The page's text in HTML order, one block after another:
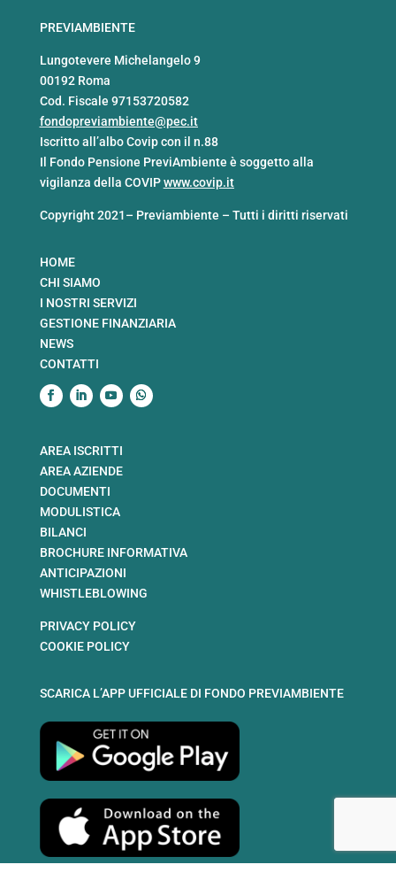
PREVIAMBIENTE
Lungotevere Michelangelo 9
00192 Roma
Cod. Fiscale 97153720582
fondopreviambiente@pec.it
Iscritto all’albo Covip con il n.88
Il Fondo Pensione PreviAmbiente è soggetto alla
vigilanza della COVIPwww.covip.it
Copyright 2021– Previambiente – Tutti i diritti riservati
HOME
CHI SIAMO
I NOSTRI SERVIZI
GESTIONE FINANZIARIA
NEWS
CONTATTI
AREA ISCRITTI
AREA AZIENDE
DOCUMENTI
MODULISTICA
BILANCI
BROCHURE INFORMATIVA
ANTICIPAZIONI
WHISTLEBLOWING
PRIVACY POLICY
COOKIE POLICY
SCARICA L’APP UFFICIALE DI FONDO PREVIAMBIENTE